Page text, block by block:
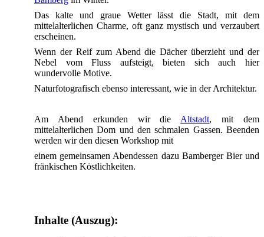
Das kalte und graue Wetter lässt die Stadt, mit dem
mittelalterlichen Charme, oft ganz mystisch und verzaubert
erscheinen.
Wenn der Reif zum Abend die Dächer überzieht und der
Nebel vom Fluss aufsteigt, bieten sich auch hier
wundervolle Motive.
Naturfotografisch ebenso interessant, wie in der Architektur.
Am Abend erkunden wir die Altstadt, mit dem
mittelalterlichen Dom und den schmalen Gassen. Beenden
werden wir den diesen Workshop mit
einem gemeinsamen Abendessen dazu Bamberger Bier und
fränkischen Köstlichkeiten.
Inhalte (Auszug):